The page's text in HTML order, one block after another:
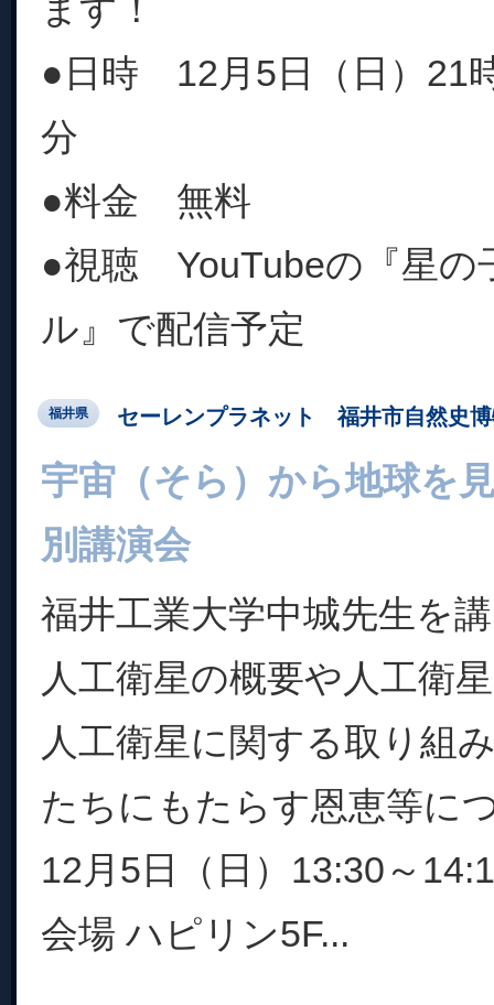
ます！
●日時 12月5日（日）21
分
●料金 無料
●視聴 YouTubeの『星の
ル』で配信予定
福井県 セーレンプラネット 福井市自然史
宇宙（そら）から地球を
別講演会
福井工業大学中城先生を
人工衛星の概要や人工衛
人工衛星に関する取り組
たちにもたらす恩恵等に
12月5日（日）13:30～
会場 ハピリン5F...